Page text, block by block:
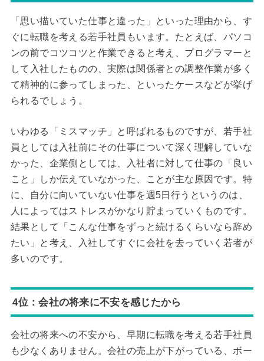
「思い描いていた仕事と違った」といった理由から、す
ぐに転職を考える若手社員もいます。たとえば、パソコ
ンの前でコツコツと作業できると考え、プログラマーと
して入社したものの、実際は関係者との調整作業が多く
て精神的に参ってしまった、といったケースなどが挙げ
られるでしょう。
いわゆる「ミスマッチ」と呼ばれるものですが、若手社
員としては入社前にその仕事について深く理解していな
かった、企業側としては、入社者に対して仕事の「良い
こと」しか伝えていなかった、ことが主な原因です。特
に、自分に向いていない仕事を週5日行うというのは、
人によってはストレスがかなり貯まっていくものです。
結果として「こんな仕事をずっと続けるくらいなら辞め
たい」と考え、入社してすぐに会社を去っていく若者が
多いのです。
4位：会社の将来に不安を感じたから
会社の将来への不安から、早期に転職を考える若手社員
も少なくありません。会社の売上が下がっている、ボー